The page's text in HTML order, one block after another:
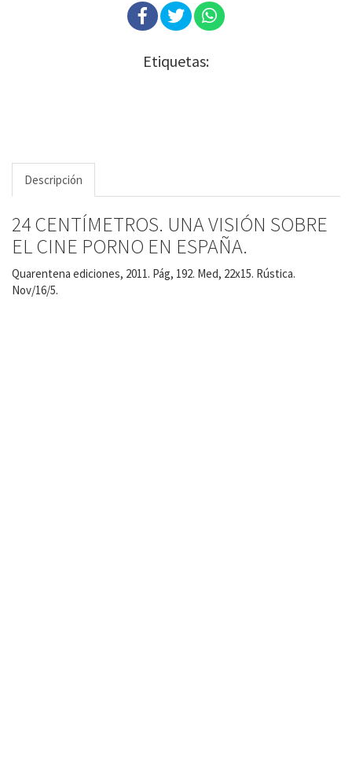
Etiquetas:
Descripción
24 CENTÍMETROS. UNA VISIÓN SOBRE
EL CINE PORNO EN ESPAÑA.
Quarentena ediciones, 2011. Pág, 192. Med, 22x15. Rústica.
Nov/16/5.